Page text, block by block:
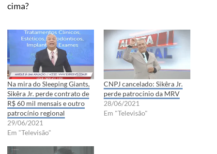
cima?
Na mira do Sleeping Giants,
Sikêra Jr. perde contrato de
R$ 60 mil mensais e outro
patrocínio regional
29/06/2021
Em "Televisão"
CNPJ cancelado: Sikêra Jr.
perde patrocínio da MRV
28/06/2021
Em "Televisão"